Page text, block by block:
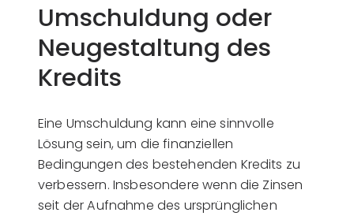
Umschuldung oder
Neugestaltung des
Kredits
Eine Umschuldung kann eine sinnvolle
Lösung sein, um die finanziellen
Bedingungen des bestehenden Kredits zu
verbessern. Insbesondere wenn die Zinsen
seit der Aufnahme des ursprünglichen